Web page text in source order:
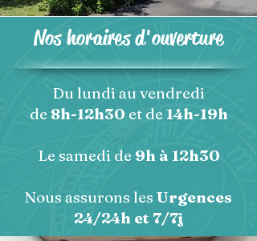
Nos horaires d'ouverture
Du lundi au vendredi
de 8h-12h30 et de 14h-19h
Le samedi de 9h à 12h30
Nous assurons les Urgences
24/24h et 7/7j